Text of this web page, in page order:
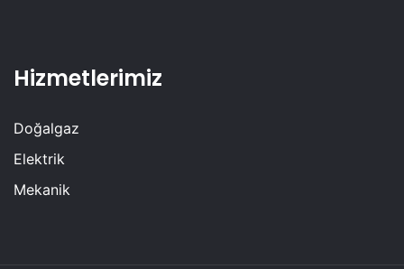
Hizmetlerimiz
Doğalgaz
Elektrik
Mekanik